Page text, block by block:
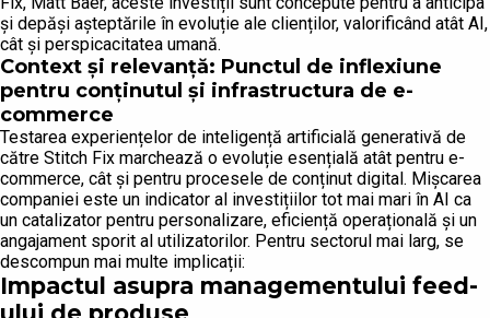
și depăși așteptările în evoluție ale clienților, valorificând atât AI,
cât și perspicacitatea umană.
Context și relevanță: Punctul de inflexiune
pentru conținutul și infrastructura de e-
commerce
Testarea experiențelor de inteligență artificială generativă de
către Stitch Fix marchează o evoluție esențială atât pentru e-
commerce, cât și pentru procesele de conținut digital. Mișcarea
companiei este un indicator al investițiilor tot mai mari în AI ca
un catalizator pentru personalizare, eficiență operațională și un
angajament sporit al utilizatorilor. Pentru sectorul mai larg, se
descompun mai multe implicații:
Impactul asupra managementului feed-